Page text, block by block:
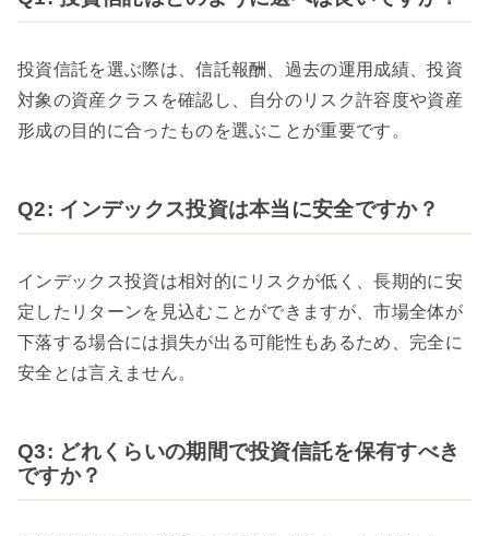
投資信託を選ぶ際は、信託報酬、過去の運用成績、投資
対象の資産クラスを確認し、自分のリスク許容度や資産
形成の目的に合ったものを選ぶことが重要です。
Q2: インデックス投資は本当に安全ですか？
インデックス投資は相対的にリスクが低く、長期的に安
定したリターンを見込むことができますが、市場全体が
下落する場合には損失が出る可能性もあるため、完全に
安全とは言えません。
Q3: どれくらいの期間で投資信託を保有すべき
ですか？